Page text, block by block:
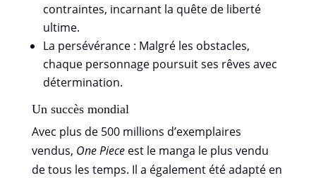
contraintes, incarnant la quête de liberté
ultime.
La persévérance : Malgré les obstacles,
chaque personnage poursuit ses rêves avec
détermination.
Un succès mondial
Avec plus de 500 millions d’exemplaires
vendus, One Pieceest le manga le plus vendu
de tous les temps. Il a également été adapté en